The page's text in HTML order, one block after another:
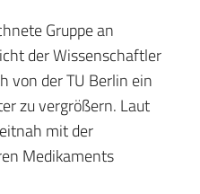
Gruppe an
der Wissenschaftler
von der TU Berlin ein
zu vergrößern. Laut
mit der
Medikaments